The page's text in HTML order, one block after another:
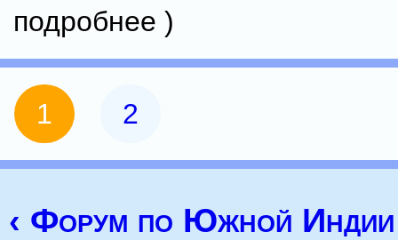
подробнее )
1 2
‹ Форум по Южной